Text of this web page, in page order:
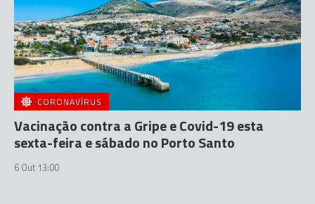
CORONAVÍRUS
Vacinação contra a Gripe e Covid-19 esta
sexta-feira e sábado no Porto Santo
6 Out 13:00